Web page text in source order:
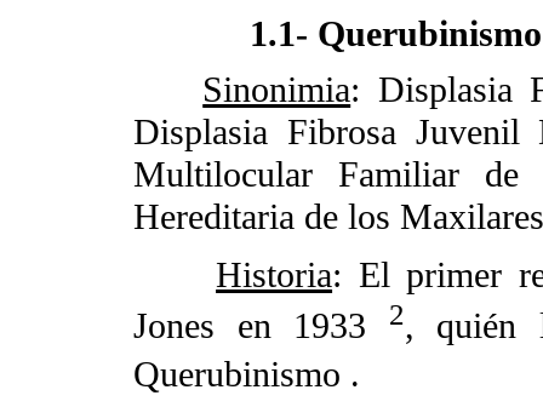
1.1- Querubinismo
Sinonimia: Displasia
Displasia Fibrosa Juvenil
Multilocular Familiar de
Hereditaria de los
Historia: El primer
Jones en 1933
2, quién
Querubinismo .